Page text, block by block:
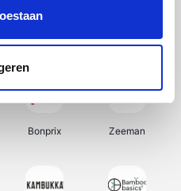
Delonghi Tennis Point
Bonprix Zeeman